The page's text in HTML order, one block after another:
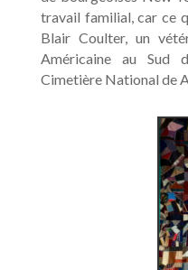
travail familial, car ce
Blair Coulter, un
Américaine au Sud
Cimetière National de